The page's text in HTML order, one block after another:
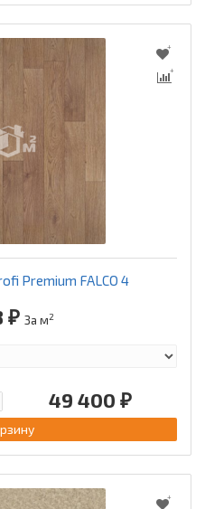
Premium FALCO 4
₽ За м2
49 400 ₽